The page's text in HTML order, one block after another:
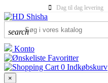
Dag til dag levering
search
Konto
Favoritter
0 Indkøbskurv
×